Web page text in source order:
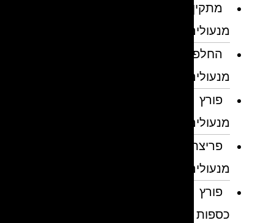
מתקין
מנעולים
החלפת
מנעולים
פורץ
מנעולים
פריצת
מנעולים
פורץ
כספות